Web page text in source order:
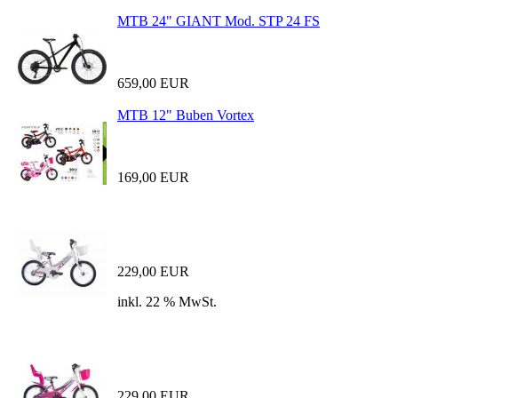
MTB 24" GIANT Mod. STP 24 FS
659,00 EUR
MTB 12" Buben Vortex
169,00 EUR
229,00 EUR
inkl. 22 % MwSt.